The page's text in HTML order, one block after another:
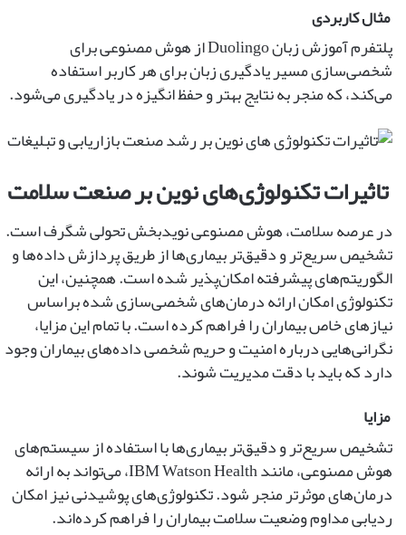
مثال کاربردی
پلتفرم آموزش زبان Duolingo از هوش مصنوعی برای
شخصی‌سازی مسیر یادگیری زبان برای هر کاربر استفاده
می‌کند، که منجر به نتایج بهتر و حفظ انگیزه در یادگیری می‌شود.
تاثیرات تکنولوژی‌های نوین بر صنعت سلامت
در عرصه سلامت، هوش مصنوعی نویدبخش تحولی شگرف است.
تشخیص سریع‌تر و دقیق‌تر بیماری‌ها از طریق پردازش داده‌ها و
الگوریتم‌های پیشرفته امکان‌پذیر شده است. همچنین، این
تکنولوژی امکان ارائه درمان‌های شخصی‌سازی شده براساس
نیازهای خاص بیماران را فراهم کرده است. با تمام این مزایا،
نگرانی‌هایی درباره امنیت و حریم شخصی داده‌های بیماران وجود
دارد که باید با دقت مدیریت شوند.
مزایا
تشخیص سریع‌تر و دقیق‌تر بیماری‌ها با استفاده از سیستم‌های
هوش مصنوعی، مانند IBM Watson Health، می‌تواند به ارائه
درمان‌های موثرتر منجر شود. تکنولوژی‌های پوشیدنی نیز امکان
ردیابی مداوم وضعیت سلامت بیماران را فراهم کرده‌اند.